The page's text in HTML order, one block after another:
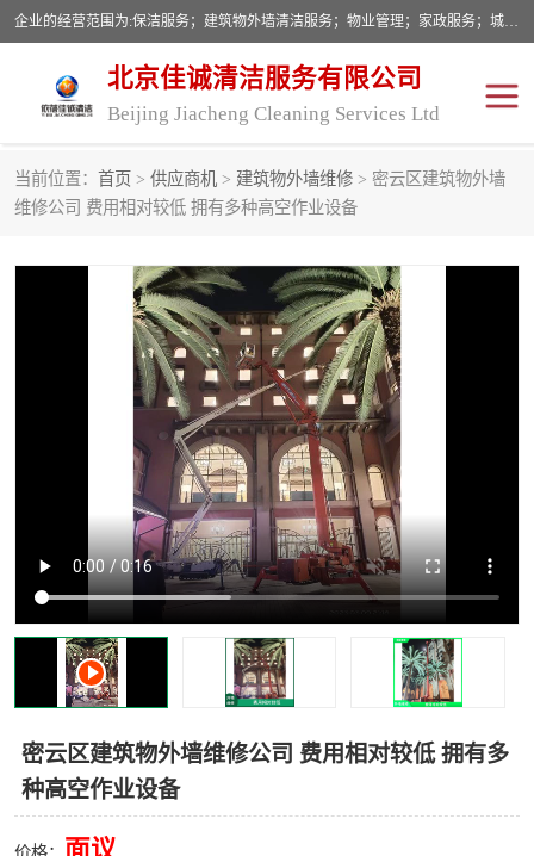
企业的经营范围为:保洁服务；建筑物外墙清洁服务；物业管理；家政服务；城市园林绿化；劳务分包；技术开发、技术转让、技术服务；销售保洁设备、卫生用品、化工产品（不含危险化学品及一类易制毒化学品）、日用品、办公设备、建筑材料、装饰材料；图文设计；清洁服务（不含餐具消毒）；中央空调维修；工程设计；施工总承包；专业承包。
北京佳诚清洁服务有限公司
Beijing Jiacheng Cleaning Services Ltd
当前位置： 首页 > 供应商机 > 建筑物外墙维修 > 密云区建筑物外墙
维修公司 费用相对较低 拥有多种高空作业设备
密云区建筑物外墙维修公司 费用相对较低 拥有多
种高空作业设备
面议
外墙清洗 开荒保洁
开荒保洁 保洁服务
建筑物外墙维修